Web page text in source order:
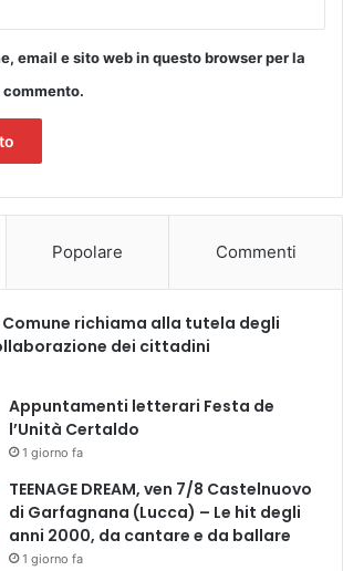
email e sito web in questo browser per la
Popolare Commenti
richiama alla tutela degli
dei cittadini
Appuntamenti letterari Festa de
l’Unità Certaldo
1 giorno fa
TEENAGE DREAM, ven 7/8 Castelnuovo
di Garfagnana (Lucca) – Le hit degli
anni 2000, da cantare e da ballare
1 giorno fa